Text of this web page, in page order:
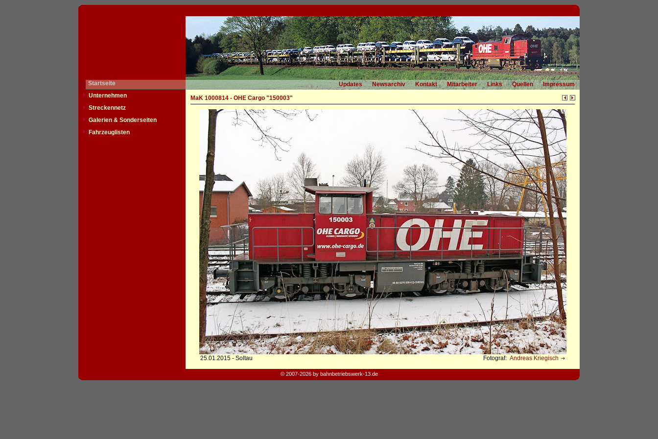
Startseite Updates Newsarchiv Kontakt Mitarbeiter Links Quellen
Impressum
Unternehmen
Streckennetz
Galerien & Sonderseiten
Fahrzeuglisten
MaK 1000814 - OHE Cargo "150003"
25.01.2015 - Soltau Fotograf: Andreas Kriegisch
© 2007-2026 by bahnbetriebswerk-13.de